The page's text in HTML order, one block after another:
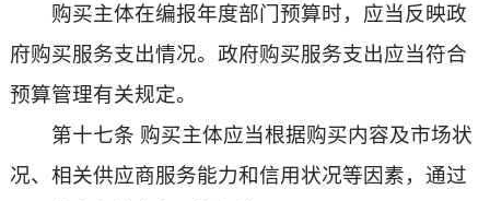
购买主体在编报年度部门预算时，应当反映政
府购买服务支出情况。政府购买服务支出应当符合
预算管理有关规定。
第十七条 购买主体应当根据购买内容及市场状
况、相关供应商服务能力和信用状况等因素，通过